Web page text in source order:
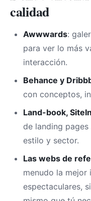
calidad
Awwwards:
para ver lo más
interacción.
Behance y
con conceptos,
Land-book,
de landing
estilo y sector.
Las webs de
menudo la mejor
espectaculares,